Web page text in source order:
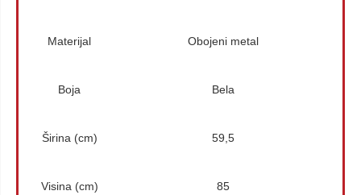
Materijal Obojeni metal
Boja Bela
Širina (cm) 59,5
Visina (cm) 85